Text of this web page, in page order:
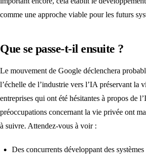
comme une approche viable pour les futurs
Que se passe-t-il ensuite ?
Le mouvement de Google déclenchera
l’échelle de l’industrie vers l’IA préservant la
entreprises qui ont été hésitantes à propos de
préoccupations concernant la vie privée ont
à suivre. Attendez-vous à voir :
Des concurrents développant des